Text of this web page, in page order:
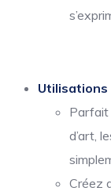
Utilisations
Parfait
d’art,
Créez